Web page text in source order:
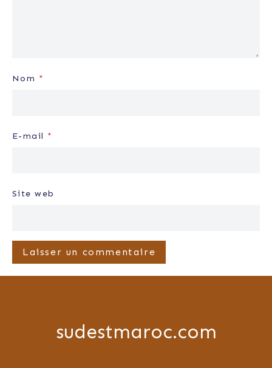
Nom *
E-mail *
Site web
sudestmaroc.com